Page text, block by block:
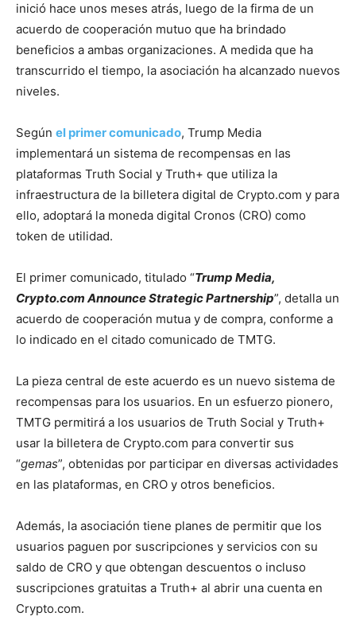
inició hace unos meses atrás, luego de la firma de un
acuerdo de cooperación mutuo que ha brindado
beneficios a ambas organizaciones. A medida que ha
transcurrido el tiempo, la asociación ha alcanzado nuevos
niveles.
Según el primer comunicado, Trump Media
implementará un sistema de recompensas en las
plataformas Truth Social y Truth+ que utiliza la
infraestructura de la billetera digital de Crypto.com y para
ello, adoptará la moneda digital Cronos (CRO) como
token de utilidad.
El primer comunicado, titulado “Trump Media,
Crypto.com Announce Strategic Partnership”, detalla un
acuerdo de cooperación mutua y de compra, conforme a
lo indicado en el citado comunicado de TMTG.
La pieza central de este acuerdo es un nuevo sistema de
recompensas para los usuarios. En un esfuerzo pionero,
TMTG permitirá a los usuarios de Truth Social y Truth+
usar la billetera de Crypto.com para convertir sus
“gemas”, obtenidas por participar en diversas actividades
en las plataformas, en CRO y otros beneficios.
Además, la asociación tiene planes de permitir que los
usuarios paguen por suscripciones y servicios con su
saldo de CRO y que obtengan descuentos o incluso
suscripciones gratuitas a Truth+ al abrir una cuenta en
Crypto.com.